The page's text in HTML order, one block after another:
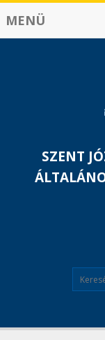
MENÜ
SZENT